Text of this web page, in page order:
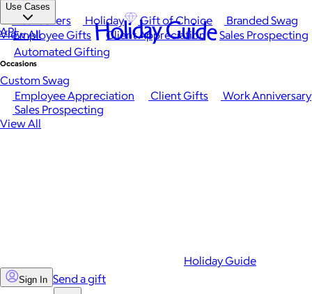
Best Sellers Holiday Gift of Choice
Branded Swag
View All
Occasions
Employee Appreciation Client Gifts
Work Anniversary
Sales Prospecting
View All
Use Cases
Employee Gifts Client Appreciation
Sales Prospecting
Automated Gifting
Custom Swag
API Holiday Guide
Holiday Guide
Sign In Send a gift